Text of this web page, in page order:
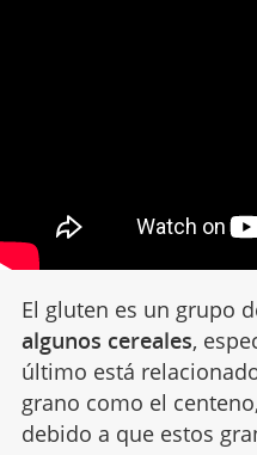
El gluten es un grupo
algunos cereales,
último está
grano como el
debido a que estos